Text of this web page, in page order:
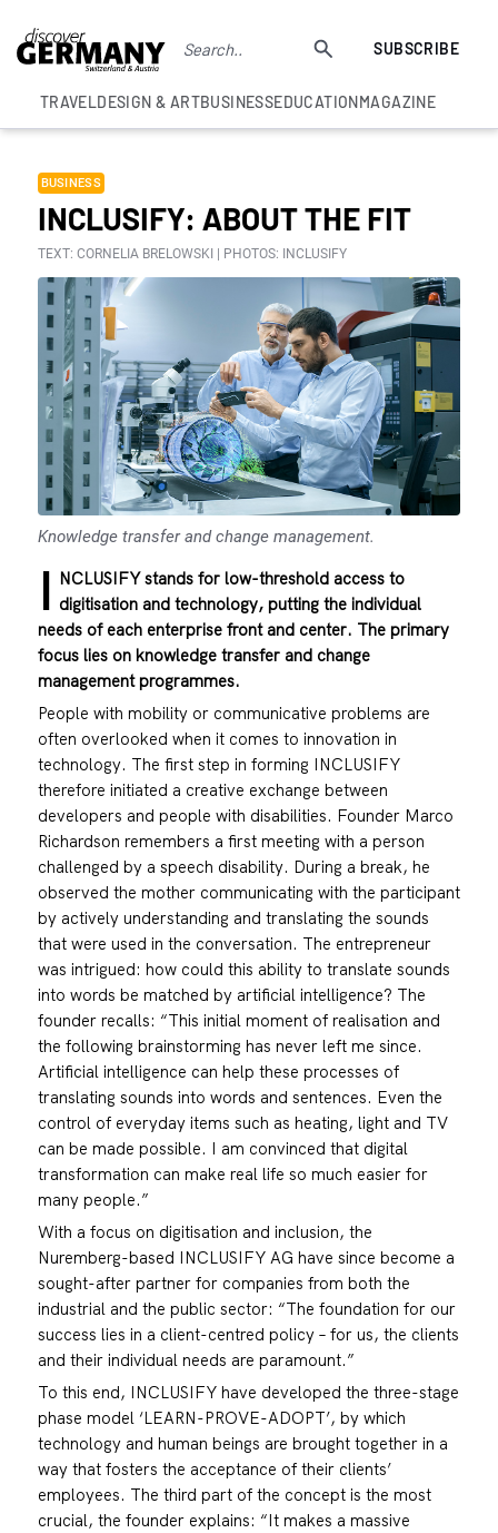
SUBSCRIBE
TRAVELDESIGN & ARTBUSINESSEDUCATIONMAGAZINE
BUSINESS
INCLUSIFY: ABOUT THE FIT
TEXT: CORNELIA BRELOWSKI | PHOTOS: INCLUSIFY
Knowledge transfer and change management.
I NCLUSIFY stands for low-threshold access to
digitisation and technology, putting the individual
needs of each enterprise front and center. The primary
focus lies on knowledge transfer and change
management programmes.
People with mobility or communicative problems are
often overlooked when it comes to innovation in
technology. The first step in forming INCLUSIFY
therefore initiated a creative exchange between
developers and people with disabilities. Founder Marco
Richardson remembers a first meeting with a person
challenged by a speech disability. During a break, he
observed the mother communicating with the participant
by actively understanding and translating the sounds
that were used in the conversation. The entrepreneur
was intrigued: how could this ability to translate sounds
into words be matched by artificial intelligence? The
founder recalls: “This initial moment of realisation and
the following brainstorming has never left me since.
Artificial intelligence can help these processes of
translating sounds into words and sentences. Even the
control of everyday items such as heating, light and TV
can be made possible. I am convinced that digital
transformation can make real life so much easier for
many people.”
With a focus on digitisation and inclusion, the
Nuremberg-based INCLUSIFY AG have since become a
sought-after partner for companies from both the
industrial and the public sector: “The foundation for our
success lies in a client-centred policy – for us, the clients
and their individual needs are paramount.”
To this end, INCLUSIFY have developed the three-stage
phase model ‘LEARN-PROVE-ADOPT’, by which
technology and human beings are brought together in a
way that fosters the acceptance of their clients’
employees. The third part of the concept is the most
crucial, the founder explains: “It makes a massive